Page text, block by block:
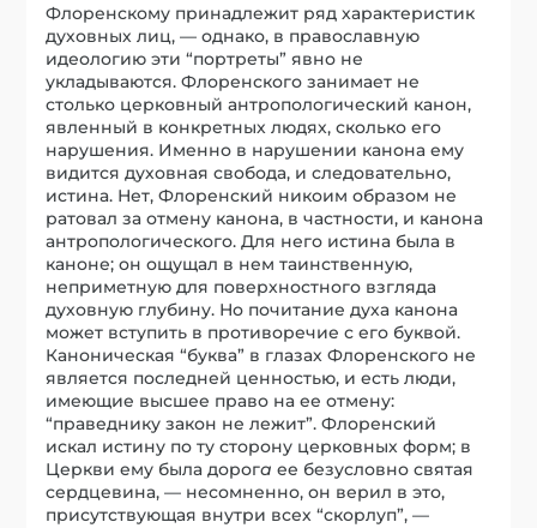
Флоренскому принадлежит ряд характеристик
духовных лиц, — однако, в православную
идеологию эти “портреты” явно не
укладываются. Флоренского занимает не
столько церковный антропологический канон,
явленный в конкретных людях, сколько его
нарушения. Именно в нарушении канона ему
видится духовная свобода, и следовательно,
истина. Нет, Флоренский никоим образом не
ратовал за отмену канона, в частности, и канона
антропологического. Для него истина была в
каноне; он ощущал в нем таинственную,
неприметную для поверхностного взгляда
духовную глубину. Но почитание духа канона
может вступить в противоречие с его буквой.
Каноническая “буква” в глазах Флоренского не
является последней ценностью, и есть люди,
имеющие высшее право на ее отмену:
“праведнику закон не лежит”. Флоренский
искал истину по ту сторону церковных форм; в
Церкви ему была дорога ее безусловно святая
сердцевина, — несомненно, он верил в это,
присутствующая внутри всех “скорлуп”, —